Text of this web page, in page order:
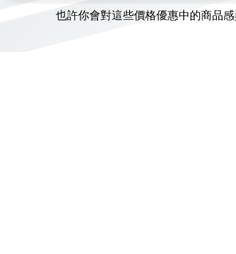
也許你會對這些價格優惠中的商品感